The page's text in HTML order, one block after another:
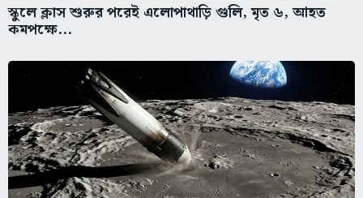
স্কুলে ক্লাস শুরুর পরেই এলোপাথাড়ি গুলি, মৃত ৬, আহত
কমপক্ষে...